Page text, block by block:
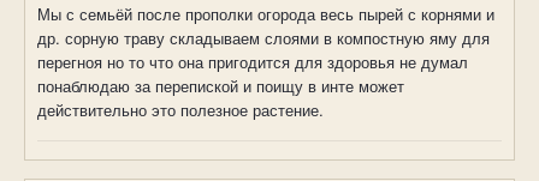
Мы с семьёй после прополки огорода весь пырей с корнями и
др. сорную траву складываем слоями в компостную яму для
перегноя но то что она пригодится для здоровья не думал
понаблюдаю за перепиской и поищу в инте может
действительно это полезное растение.